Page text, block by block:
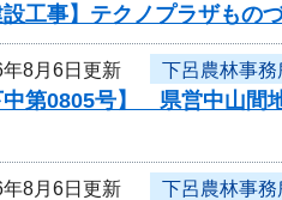
設工事】テクノプラザも
年8月6日更新 下呂農林事務
中第0805号】 県営中山
年8月6日更新 下呂農林事務